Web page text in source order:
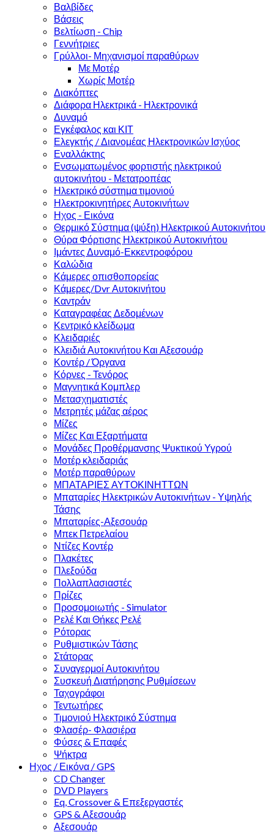
Βαλβίδες
Βάσεις
Βελτίωση - Chip
Γεννήτριες
Γρύλλοι- Μηχανισμοί παραθύρων
Με Μοτέρ
Χωρίς Μοτέρ
Διακόπτες
Διάφορα Ηλεκτρικά - Ηλεκτρονικά
Δυναμό
Εγκέφαλος και ΚΙΤ
Ελεγκτής / Διανομέας Ηλεκτρονικών Ισχύος
Εναλλάκτης
Ενσωματωμένος φορτιστής ηλεκτρικού
αυτοκινήτου - Μετατροπέας
Ηλεκτρικό σύστημα τιμονιού
Ηλεκτροκινητήρες Αυτοκινήτων
Ηχος - Εικόνα
Θερμικό Σύστημα (ψύξη) Ηλεκτρικού Αυτοκινήτου
Θύρα Φόρτισης Ηλεκτρικού Αυτοκινήτου
Ιμάντες Δυναμό-Εκκεντροφόρου
Καλώδια
Κάμερες οπισθοπορείας
Κάμερες/Dvr Αυτοκινήτου
Καντράν
Καταγραφέας Δεδομένων
Κεντρικό κλείδωμα
Κλειδαριές
Κλειδιά Αυτοκινήτου Και Αξεσουάρ
Κοντέρ / Όργανα
Κόρνες - Τενόρος
Μαγνητικά Κομπλερ
Μετασχηματιστές
Μετρητές μάζας αέρος
Μίζες
Μίζες Και Εξαρτήματα
Μονάδες Προθέρμανσης Ψυκτικού Υγρού
Μοτέρ κλειδαριάς
Μοτέρ παραθύρων
ΜΠΑΤΑΡΙΕΣ ΑΥΤΟΚΙΝΗΤΤΩΝ
Μπαταρίες Ηλεκτρικών Αυτοκινήτων - Υψηλής
Τάσης
Μπαταρίες-Αξεσουάρ
Μπεκ Πετρελαίου
Ντίζες Κοντέρ
Πλακέτες
Πλεξούδα
Πολλαπλασιαστές
Πρίζες
Προσομοιωτής - Simulator
Ρελέ Και Θήκες Ρελέ
Ρότορας
Ρυθμιστικών Τάσης
Στάτορας
Συναγερμοί Αυτοκινήτου
Συσκευή Διατήρησης Ρυθμίσεων
Ταχογράφοι
Τεντωτήρες
Τιμονιού Ηλεκτρικό Σύστημα
Φλασέρ- Φλασιέρα
Φύσες & Επαφές
Ψήκτρα
Ηχος / Εικόνα / GPS
CD Changer
DVD Players
Eq, Crossover & Επεξεργαστές
GPS & Αξεσουάρ
Αξεσουάρ